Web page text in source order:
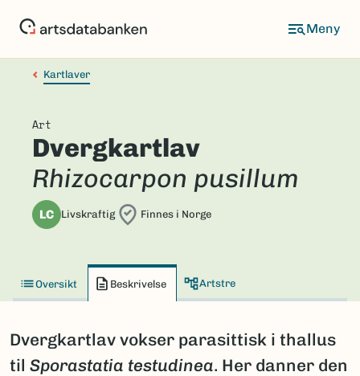
Kartlaver
Art
Dvergkartlav
Rhizocarpon pusillum
LC Livskraftig Finnes i Norge
Oversikt Beskrivelse Artstre
Dvergkartlav vokser parasittisk i thallus
til Sporastatia testudinea. Her danner den